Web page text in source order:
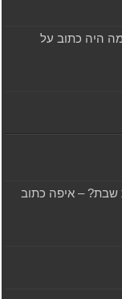
היה כתוב על
שבת? – איפה כתוב